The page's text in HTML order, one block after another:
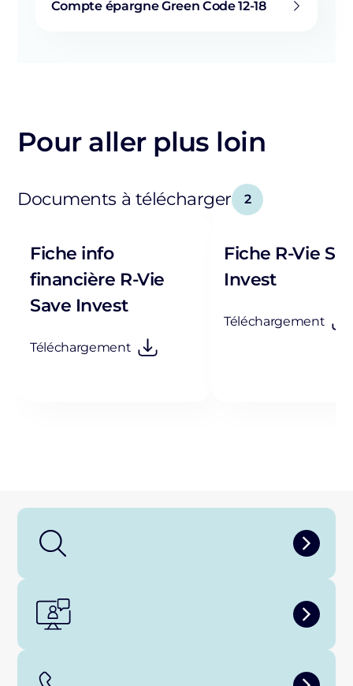
Compte épargne Green Code 12-18
Pour aller plus loin
Documents à télécharger 2
Fiche info
financière R-Vie
Save Invest
Téléchargement
Fiche R-Vie
Invest
Téléchargement